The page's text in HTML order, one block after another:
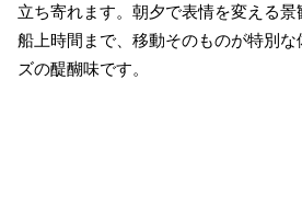
立ち寄れます。朝夕で表情を変える
船上時間まで、移動そのものが特別
ズの醍醐味です。